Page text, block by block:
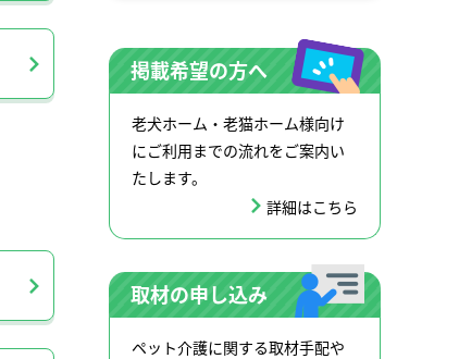
掲載希望の方へ
老犬ホーム・老猫ホーム様向け
にご利用までの流れをご案内い
たします。
詳細はこちら
取材の申し込み
ペット介護に関する取材手配や